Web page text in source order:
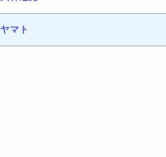
ヤマト